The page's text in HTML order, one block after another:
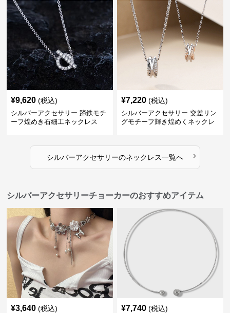
¥9,620 (税込)
シルバーアクセサリー 蹄鉄モチ
ーフ煌めき石細工ネックレス
¥7,220 (税込)
シルバーアクセサリー 交差リン
グモチーフ輝き煌めくネックレ
シルバーアクセサリーのネックレス一覧へ ›
シルバーアクセサリーチョーカーのおすすめアイテム
¥3,640 (税込) ¥7,740 (税込)